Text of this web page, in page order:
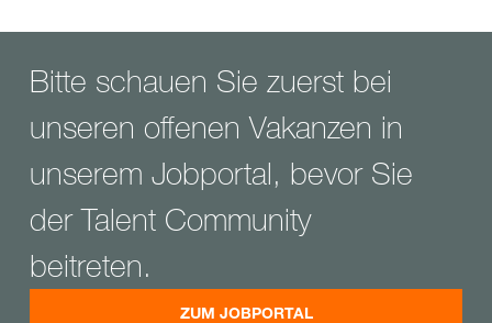
Bitte schauen Sie zuerst bei
unseren offenen Vakanzen in
unserem Jobportal, bevor Sie
der Talent Community
beitreten.
ZUM JOBPORTAL